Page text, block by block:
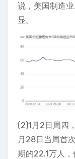
说，美国制造
显。
(2)1月2日周四
月28日当周首
期的22.1万人